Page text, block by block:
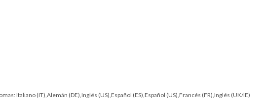
Italiano (IT),Alemán (DE),Inglés (US),Español (ES),Español (US),Francés (FR),Inglés (UK/IE)